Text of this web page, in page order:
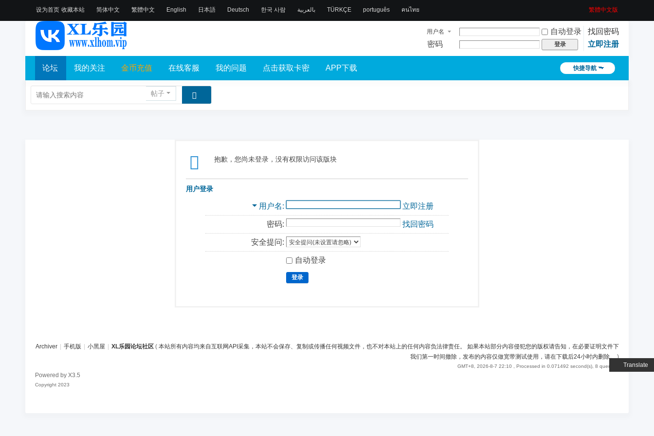
设为首页 收藏本站
Translate
简体中文 繁體中文 English 日本語 Deutsch 한국 사람 بالعربية TÜRKÇE português คนไทย 繁體中文版
用户名 自动登录
找回密码
密码
登录 立即注册
快捷导航
论坛 我的关注 金币充值 在线客服 我的问题 点击获取卡密 APP下载
帖子
抱歉，您尚未登录，没有权限访问该版块
用户登录
用户名 立即注册
密码: 找回密码
安全提问:
自动登录
登录
Archiver 手机版 小黑屋 XL乐园论坛社区 ( 本站所有内容均来自互联网API采集，本站不会保存、复制或传播任何视频文件，也不对本站上的任何内容负法律责任。 如果本站部分内容侵犯您的版权请告知，在必要证明文件下
我们第一时间撤除，发布的内容仅做宽带测试使用，请在下载后24小时内删除。)
GMT+8, 2026-8-7 22:10 , Processed in 0.071492 second(s), 8 queries .
Powered by X3.5
Copyright 2023